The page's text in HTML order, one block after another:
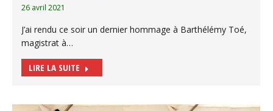
26 avril 2021
J’ai rendu ce soir un dernier hommage à Barthélémy Toé,
magistrat à…
LIRE LA SUITE